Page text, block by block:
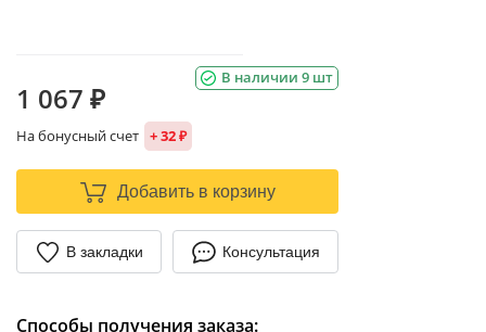
В наличии 9 шт
1 067 ₽
На бонусный счет + 32 ₽
Добавить в корзину
В закладки Консультация
Способы получения заказа: